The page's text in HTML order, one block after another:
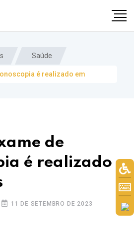
Saúde
é realizado em
de
é realizado
11 DE SETEMBRO DE 2023